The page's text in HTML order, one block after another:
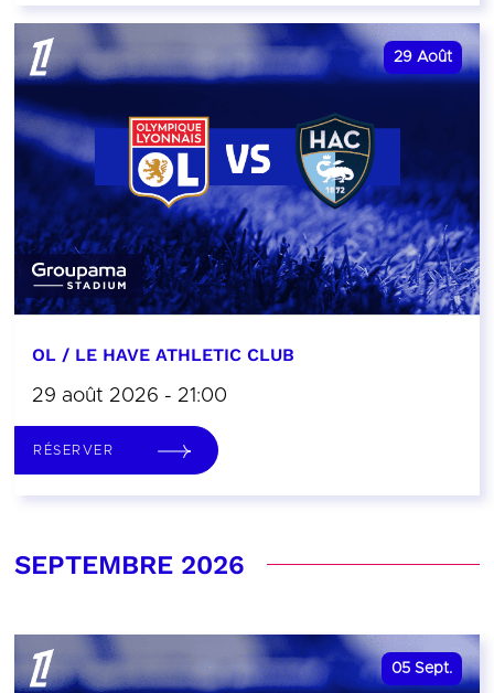
29 Août
OL / LE HAVE ATHLETIC CLUB
29 août 2026 - 21:00
RÉSERVER
SEPTEMBRE 2026
05 Sept.